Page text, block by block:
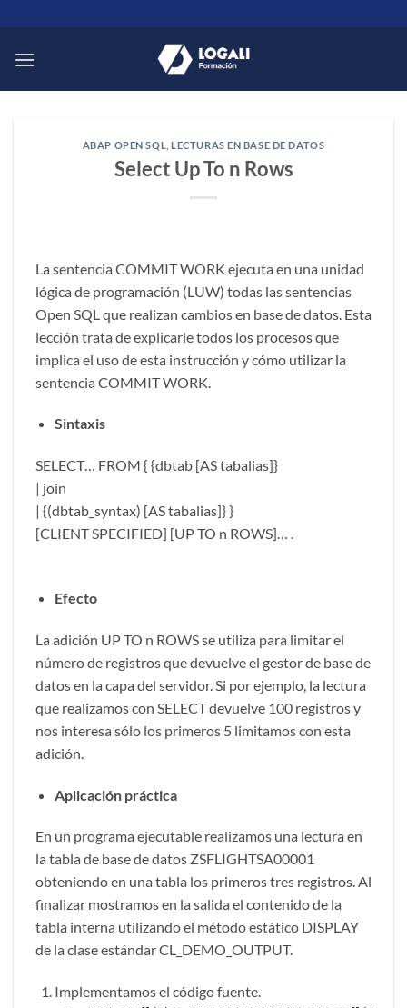
al
contenido
ABAP OPEN SQL ,LECTURAS EN BASE DE DATOS
Select Up To n Rows
La sentencia COMMIT WORK ejecuta en una unidad
lógica de programación (LUW) todas las sentencias
Open SQL que realizan cambios en base de datos. Esta
lección trata de explicarle todos los procesos que
implica el uso de esta instrucción y cómo utilizar la
sentencia COMMIT WORK.
Sintaxis
SELECT… FROM { {dbtab [AS tabalias]}
| join
| {(dbtab_syntax) [AS tabalias]} }
[CLIENT SPECIFIED] [UP TO n ROWS]… .
Efecto
La adición UP TO n ROWS se utiliza para limitar el
número de registros que devuelve el gestor de base de
datos en la capa del servidor. Si por ejemplo, la lectura
que realizamos con SELECT devuelve 100 registros y
nos interesa sólo los primeros 5 limitamos con esta
adición.
Aplicación práctica
En un programa ejecutable realizamos una lectura en
la tabla de base de datos ZSFLIGHTSA00001
obteniendo en una tabla los primeros tres registros. Al
finalizar mostramos en la salida el contenido de la
tabla interna utilizando el método estático DISPLAY
de la clase estándar CL_DEMO_OUTPUT.
Implementamos el código fuente.